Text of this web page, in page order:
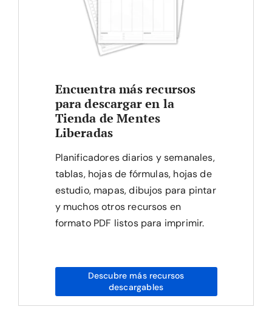
Encuentra más recursos
para descargar en la
Tienda de Mentes
Liberadas
Planificadores diarios y semanales,
tablas, hojas de fórmulas, hojas de
estudio, mapas, dibujos para pintar
y muchos otros recursos en
formato PDF listos para imprimir.
Descubre más recursos
descargables